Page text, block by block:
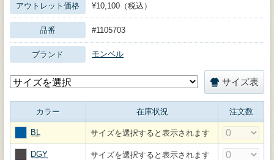
アウトレット価格 ¥10,100（税込）
品番 #1105703
ブランド モンベル
サイズ表
カラー 在庫状況 注文数
BL サイズを選択すると表示されます
DGY サイズを選択すると表示されます